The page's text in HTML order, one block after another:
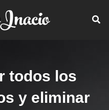
todos los
y eliminar